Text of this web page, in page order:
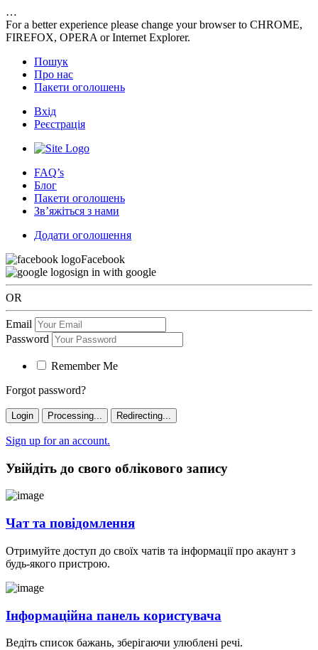
…
For a better experience please change your browser to CHROME,
FIREFOX, OPERA or Internet Explorer.
Пошук
Про нас
Пакети оголошень
Вхід
Реєстрація
FAQ’s
Блог
Пакети оголошень
Зв’яжіться з нами
Додати оголошення
Facebook
sign in with google
OR
Email
Password
Remember Me
Forgot password?
Login Processing... Redirecting...
Sign up for an account.
Увійдіть до свого облікового запису
Чат та повідомлення
Отримуйте доступ до своїх чатів та інформації про акаунт з
будь-якого пристрою.
Інформаційна панель користувача
Ведіть список бажань, зберігаючи улюблені речі.